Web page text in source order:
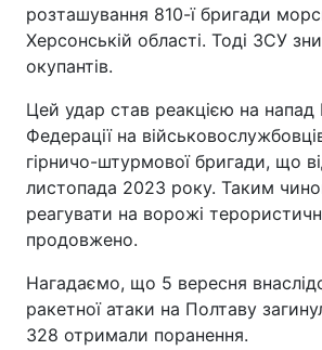
розташування 810-ї бригади
Херсонській області. Тоді ЗСУ
окупантів.
Цей удар став реакцією на напад
Федерації на
гірничо-штурмової бригади, що
листопада 2023 року. Таким
реагувати на ворожі
продовжено.
Нагадаємо, що 5 вересня
ракетної атаки на Полтаву
328 отримали поранення.